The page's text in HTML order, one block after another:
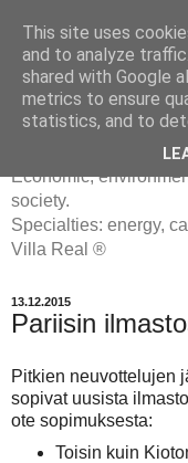
Economic,
society.
Specialties: energy,
Villa Real ®
13.12.2015
Pariisin
Pitkien neuvottelujen
sopivat uusista
ote sopimuksesta:
Toisin kuin
This site uses
and to analyze
shared with Google
metrics to ensure
statistics, and to